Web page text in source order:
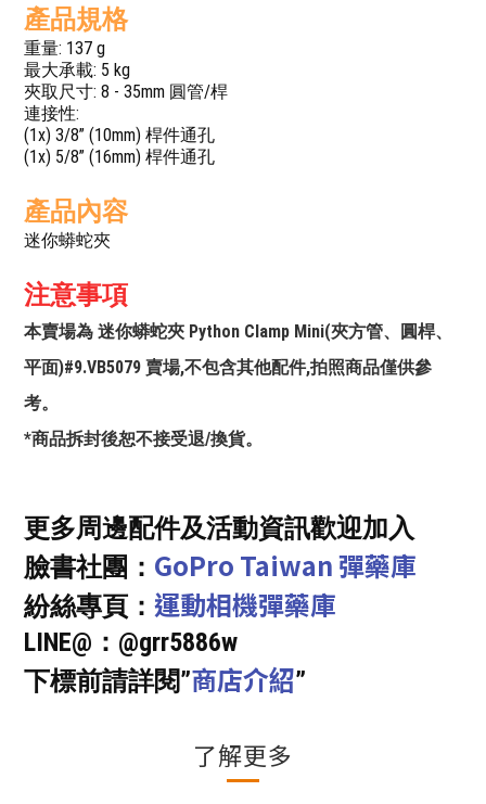
產品規格
重量: 137 g
最大承載: 5 kg
夾取尺寸: 8 - 35mm 圓管/桿
連接性:
(1x) 3/8” (10mm) 桿件通孔
(1x) 5/8” (16mm) 桿件通孔
產品內容
迷你蟒蛇夾
注意事項
本賣場為 迷你蟒蛇夾 Python Clamp Mini(夾方管、圓桿、
平面)#9.VB5079 賣場,不包含其他配件,拍照商品僅供參
考。
*商品拆封後恕不接受退/換貨。
更多周邊配件及活動資訊歡迎加入
臉書社團： GoPro Taiwan 彈藥庫
紛絲專頁： 運動相機彈藥庫
LINE@：@grr5886w
下標前請詳閱”商店介紹”
了解更多